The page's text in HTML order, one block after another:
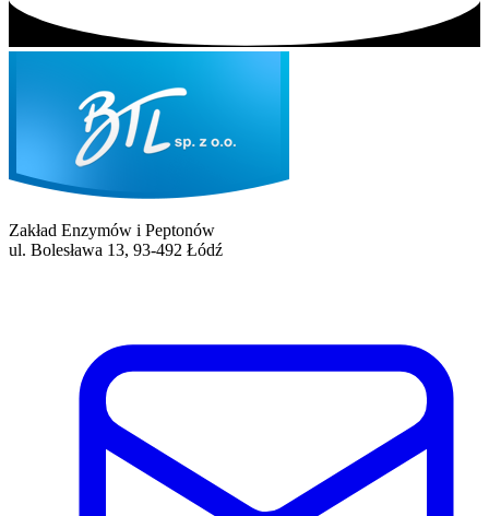
Zakład Enzymów i Peptonów
ul. Bolesława 13, 93-492 Łódź